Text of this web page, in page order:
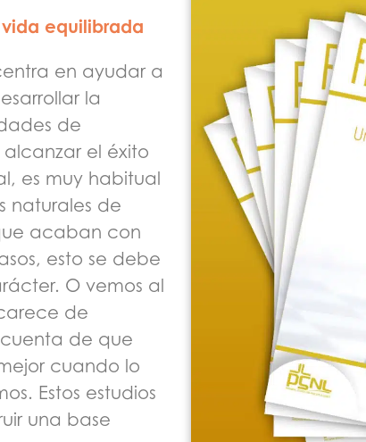
equilibrada
en ayudar a
la
de
el éxito
es muy habitual
naturales de
acaban con
esto se debe
O vemos al
de
de que
cuando lo
Estos estudios
una base